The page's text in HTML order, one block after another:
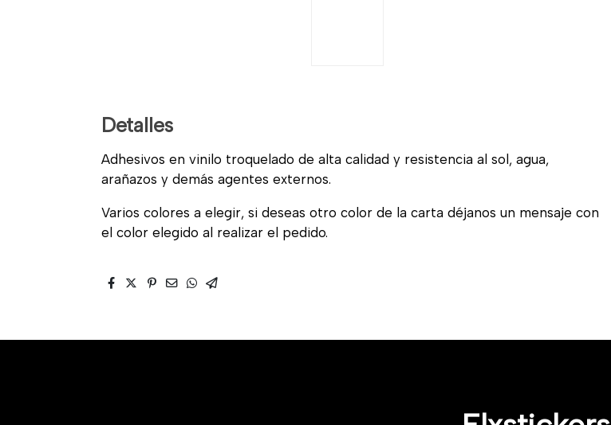
Detalles
Adhesivos en vinilo troquelado de alta calidad y resistencia al sol, agua,
arañazos y demás agentes externos.
Varios colores a elegir, si deseas otro color de la carta déjanos un mensaje con
el color elegido al realizar el pedido.